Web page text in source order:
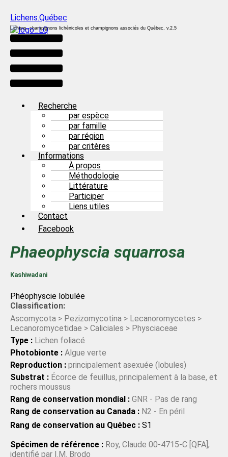
Lichens.Québec
Lichens, champignons lichénicoles et champignons associés du Québec, v.2.5
Menu
Recherche
par espèce
par famille
par région
par critères
Informations
À propos
Méthodologie
Littérature
Participer
Liens utiles
Contact
Facebook
Phaeophyscia squarrosa
Kashiwadani
Phéophyscie lobulée
Classification:
Ascomycota > Pezizomycotina > Lecanoromycetes >
Lecanoromycetidae > Caliciales > Physciaceae
Type : Lichen foliacé
Photobionte : Algue verte
Reproduction : principalement asexuée (lobules)
Substrat : Écorce de feuillus, principalement à la base, et
rochers moussus
Rang de conservation mondial : GNR - Pas de rang
Rang de conservation au Canada : N2 - En péril
Rang de conservation au Québec : S1
Spécimen de référence : Roy, Claude 00-4715-C [QFA];
identifié par I.M. Brodo